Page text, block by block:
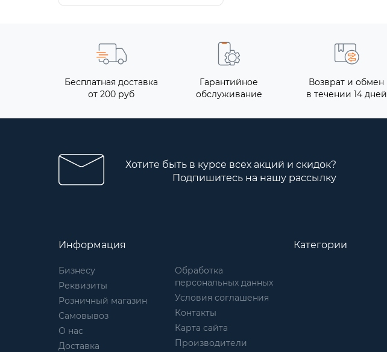
Бесплатная доставка
от 200 руб
Гарантийное
обслуживание
Возврат и обмен
в течении 14 дней
Хотите быть в курсе всех акций и скидок?
Подпишитесь на нашу рассылку
Информация
Бизнесу
Реквизиты
Розничный магазин
Самовывоз
О нас
Доставка
Обработка
персональных данных
Условия соглашения
Контакты
Карта сайта
Производители
Категории